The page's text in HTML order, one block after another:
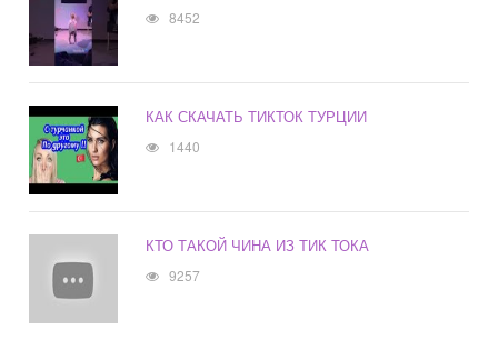
8452
КАК СКАЧАТЬ ТИКТОК ТУРЦИИ
1440
КТО ТАКОЙ ЧИНА ИЗ ТИК ТОКА
9257